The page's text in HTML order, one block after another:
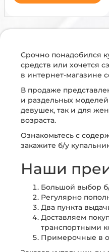
Срочно понадобился
средств или хочется
в интернет-магазине
В продаже
и раздельных
девушек, так и для
возраста.
Ознакомьтесь с
закажите б/у
Наши
Большой выбор
Регулярно
Два пункта
Доставляем
транспортными
Примерочные в